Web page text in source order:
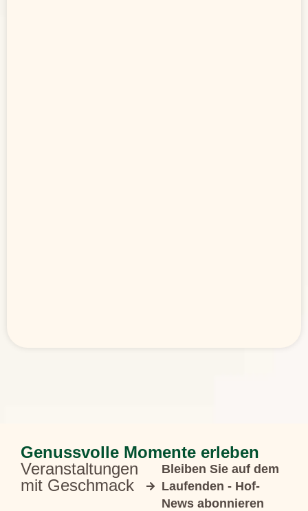
Genussvolle Momente erleben
Veranstaltungen
mit Geschmack
Bleiben Sie auf dem
Laufenden - Hof-
News abonnieren